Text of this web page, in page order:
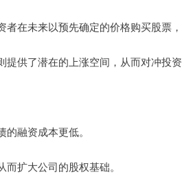
在未来以预先确定的价格购买股票，
供了潜在的上涨空间，从而对冲投资
融资成本更低。
扩大公司的股权基础。